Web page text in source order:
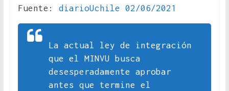
Fuente: diarioUchile 02/06/2021
La actual ley de integración
que el MINVU busca
desesperadamente aprobar
antes que termine el